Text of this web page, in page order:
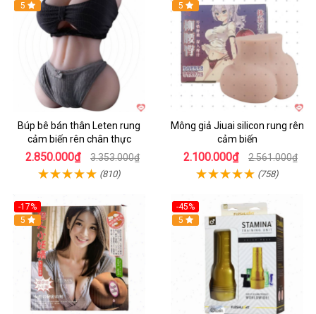
5
Búp bê bán thân Leten rung
cảm biến rên chân thực
2.850.000₫ 3.353.000₫
(810)
5
Mông giả Jiuai silicon rung rên
cảm biến
2.100.000₫ 2.561.000₫
(758)
-17%
Hot
5
-45%
Hot
5